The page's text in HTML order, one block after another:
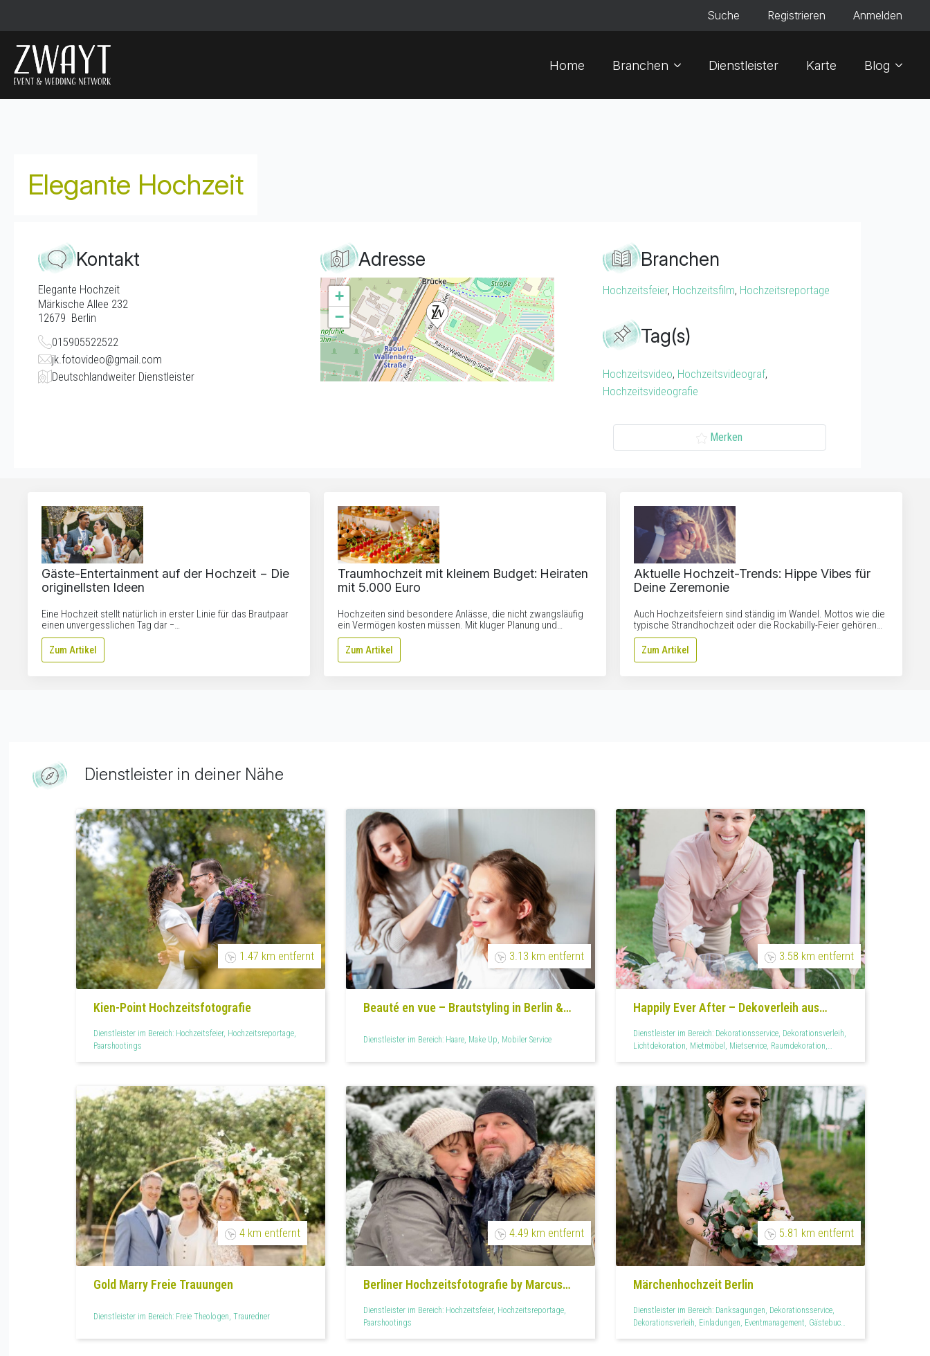
Suche Registrieren Anmelden
Home Branchen Dienstleister Karte Blog
Elegante Hochzeit
Kontakt
Elegante Hochzeit
Märkische Allee 232
12679 Berlin
015905522522
jk.fotovideo@gmail.com
Deutschlandweiter Dienstleister
Adresse
+
−
Branchen
Hochzeitsfeier, Hochzeitsfilm, Hochzeitsreportage
Tag(s)
Hochzeitsvideo, Hochzeitsvideograf,
Hochzeitsvideografie
Merken
Gäste-Entertainment auf der Hochzeit − Die
originellsten Ideen
Eine Hochzeit stellt natürlich in erster Linie für das Brautpaar
einen unvergesslichen Tag dar −…
Zum Artikel
Traumhochzeit mit kleinem Budget: Heiraten
mit 5.000 Euro
Hochzeiten sind besondere Anlässe, die nicht zwangsläufig
ein Vermögen kosten müssen. Mit kluger Planung und…
Zum Artikel
Aktuelle Hochzeit-Trends: Hippe Vibes für
Deine Zeremonie
Auch Hochzeitsfeiern sind ständig im Wandel. Mottos wie die
typische Strandhochzeit oder die Rockabilly-Feier gehören…
Zum Artikel
Dienstleister in deiner Nähe
1.47 km entfernt
Kien-Point Hochzeitsfotografie
Dienstleister im Bereich: Hochzeitsfeier, Hochzeitsreportage,
Paarshootings
3.13 km entfernt
Beauté en vue – Brautstyling in Berlin &
Dienstleister im Bereich: Haare, Make Up, Mobiler Service
3.58 km entfernt
Happily Ever After – Dekoverleih aus
Berlin
Dienstleister im Bereich: Dekorationsservice, Dekorationsverleih,
Lichtdekoration, Mietmöbel, Mietservice, Raumdekoration,
4 km entfernt
Gold Marry Freie Trauungen
Dienstleister im Bereich: Freie Theologen, Trauredner
4.49 km entfernt
Berliner Hochzeitsfotografie by Marcus
Sielaff
Dienstleister im Bereich: Hochzeitsfeier, Hochzeitsreportage,
Paarshootings
5.81 km entfernt
Märchenhochzeit Berlin
Dienstleister im Bereich: Danksagungen, Dekorationsservice,
Dekorationsverleih, Einladungen, Eventmanagement, Gästebuch,